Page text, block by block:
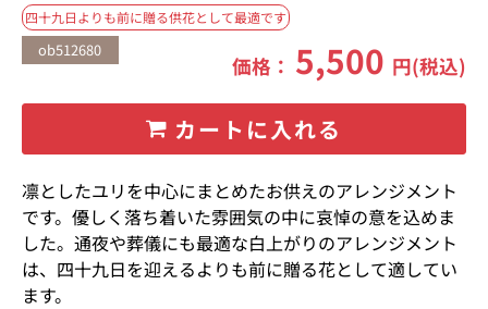
四十九日よりも前に贈る供花として最適です
ob512680
価格： 5,500 円(税込)
カートに入れる
凛としたユリを中心にまとめたお供えのアレンジメント
です。優しく落ち着いた雰囲気の中に哀悼の意を込めま
した。通夜や葬儀にも最適な白上がりのアレンジメント
は、四十九日を迎えるよりも前に贈る花として適してい
ます。